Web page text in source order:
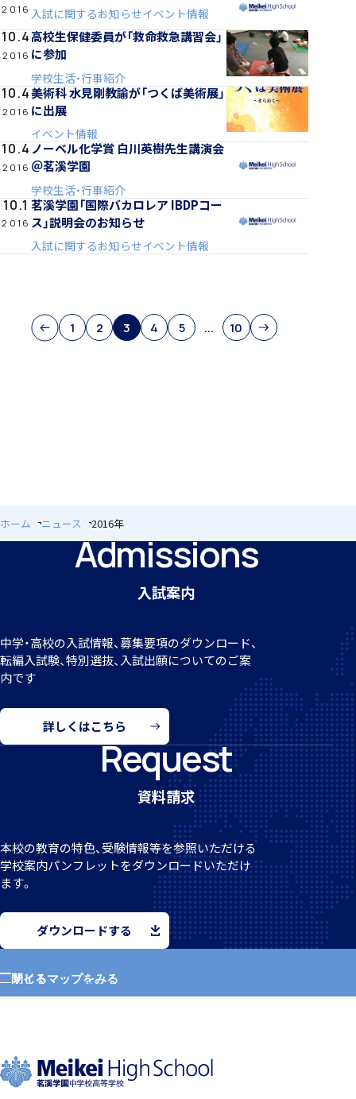
2016 入試に関するお知らせイベント情報
10.4
2016
高校生保健委員が「救命救急講習会」
に参加
学校生活・行事紹介
10.4
2016
美術科 水見剛教諭が「つくば美術展」
に出展
イベント情報
10.4
2016
ノーベル化学賞 白川英樹先生講演会
＠茗溪学園
学校生活・行事紹介
10.1
2016
茗溪学園「国際バカロレア IBDPコー
ス」説明会のお知らせ
入試に関するお知らせイベント情報
1 2 3 4 5 ... 10
ホーム ニュース 2016年
Admissions
入試案内
中学・高校の入試情報、募集要項のダウンロード、
転編入試験、特別選抜、入試出願についてのご案
内です
詳しくはこちら
Request
資料請求
本校の教育の特色、受験情報等を参照いただける
学校案内パンフレットをダウンロードいただけ
ます。
ダウンロードする
サイトマップをみる
閉じる
アカデミアクラス（AC）
国際バカロレア（IB）クラス
スーパーサイエンスハイスクール(SSH)
国内・海外研修旅行
MEIKEI ART GALLERY
留学制度